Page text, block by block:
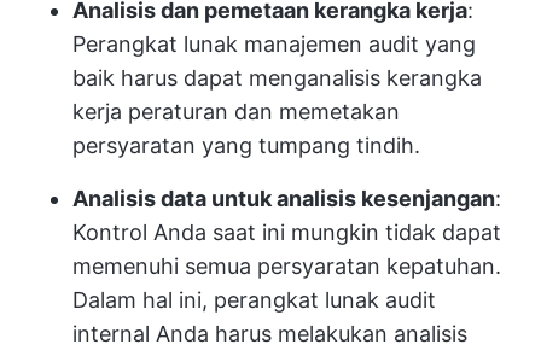
Analisis dan pemetaan kerangka kerja:
Perangkat lunak manajemen audit yang
baik harus dapat menganalisis kerangka
kerja peraturan dan memetakan
persyaratan yang tumpang tindih.
Analisis data untuk analisis kesenjangan:
Kontrol Anda saat ini mungkin tidak dapat
memenuhi semua persyaratan kepatuhan.
Dalam hal ini, perangkat lunak audit
internal Anda harus melakukan analisis